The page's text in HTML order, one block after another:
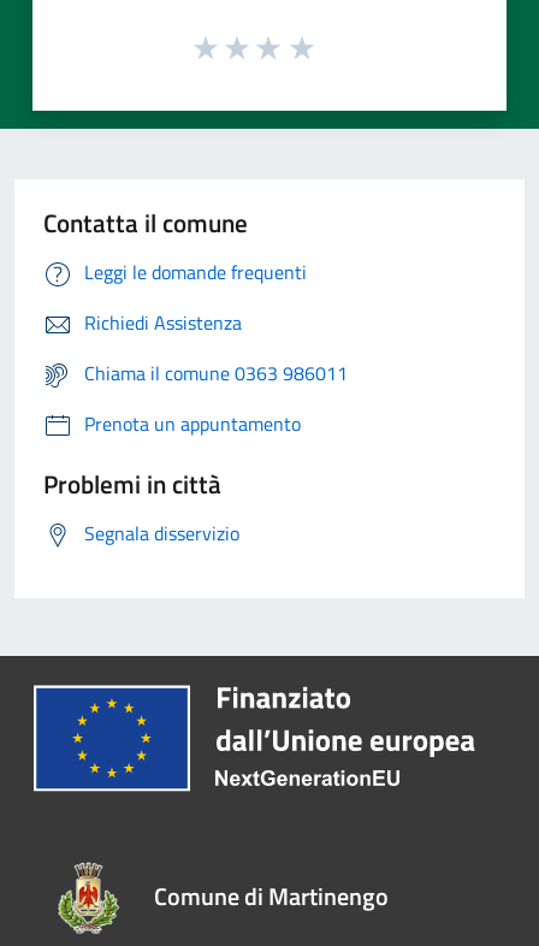
Contatta il comune
Leggi le domande frequenti
Richiedi Assistenza
Chiama il comune 0363 986011
Prenota un appuntamento
Problemi in città
Segnala disservizio
Comune di Martinengo